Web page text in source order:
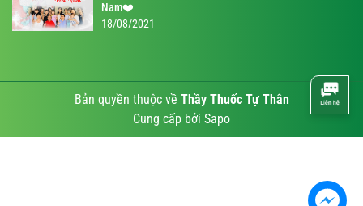
Nam❤️
18/08/2021
Bản quyền thuộc về Thầy Thuốc Tự Thân
Cung cấp bởi Sapo